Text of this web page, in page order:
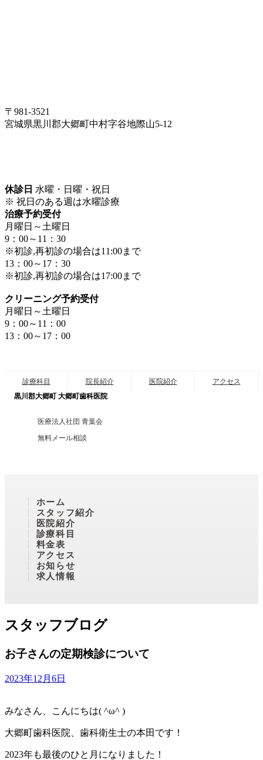
〒981-3521
宮城県黒川郡大郷町中村字谷地際山5-12
休診日 水曜・日曜・祝日
※ 祝日のある週は水曜診療
治療予約受付
月曜日～土曜日
9：00～11：30
※初診,再初診の場合は11:00まで
13：00～17：30
※初診,再初診の場合は17:00まで
クリーニング予約受付
月曜日～土曜日
9：00～11：00
13：00～17：00
診療科目 院長紹介 医院紹介
アクセス
黒川郡大郷町 大郷町歯科医院
医療法人社団 青葉会
無料メール相談
ホーム
スタッフ紹介
医院紹介
診療科目
料金表
アクセス
お知らせ
求人情報
スタッフブログ
お子さんの定期検診について
2023年12月6日
みなさん、こんにちは( ^ω^ )
大郷町歯科医院、歯科衛生士の本田です！
2023年も最後のひと月になりました！